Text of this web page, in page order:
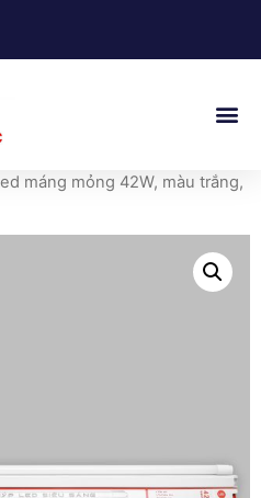
máng mỏng 42W, màu trắng,